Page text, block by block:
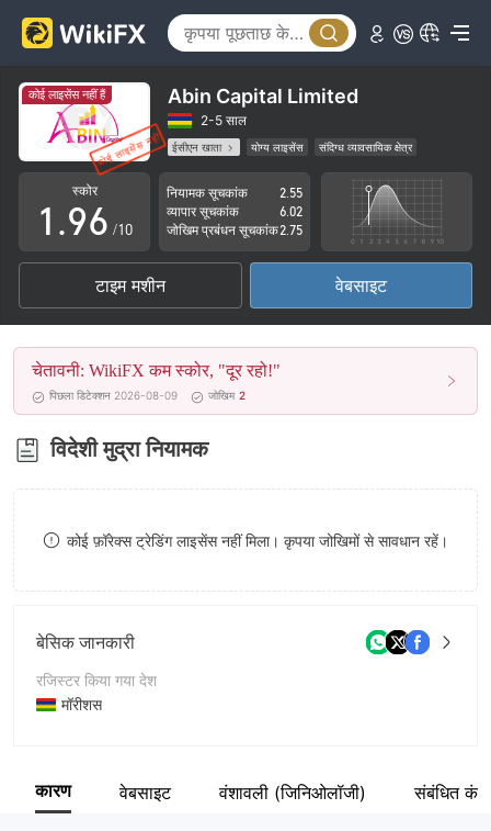
कोई लाइसेंस नहीं हैं Abin Capital Limited
2-5 साल
ईसीएन खाता योग्य लाइसेंस
संदिग्ध व्यावसायिक क्षेत्र
उच्च संभावित विस्तार
स्कोर
0
1
2
3
4
5
6
7
8
.
5
6
7
8
9
2
3
4
5
6
7
8
9
/10
नियामक सूचकांक
2.55
व्यापार सूचकांक
6.02
जोखिम प्रबंधन सूचकांक2.75
टाइम मशीन वेबसाइट
चेतावनी: WikiFX कम स्कोर, "दूर रहो!"
पिछला डिटेक्शन 2026-08-09 जोखिम 2
विदेशी मुद्रा नियामक
कोई फ़ॉरेक्स ट्रेडिंग लाइसेंस नहीं मिला। कृपया जोखिमों से सावधान रहें।
बेसिक जानकारी
रजिस्टर किया गया देश
मॉरीशस
कंपनी का नाम
कारण वेबसाइट वंशावली (जिनिओलॉजी) संबंधित